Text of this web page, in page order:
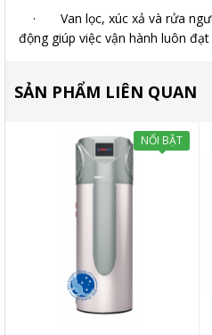
· Van lọc, xúc xả và rửa
động giúp việc vận hành luôn
SẢN PHẨM LIÊN QUAN
NỔI BẬT